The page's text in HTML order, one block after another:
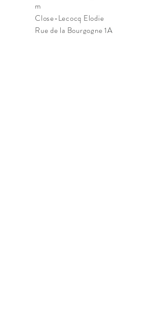
m
Close-Lecocq Elodie
Rue de la Bourgogne 1A